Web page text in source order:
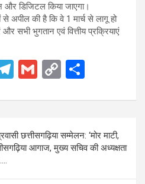
डिजिटल किया जाएगा।
अपील की है कि वे 1 मार्च से लागू हो
सभी भुगतान एवं वित्तीय प्रक्रियाएं
T
e
gr
a
G
ail
C
py
Li
n
ar
e
छत्तीसगढ़िया सम्मेलन: ‘मोर माटी,
आगाज, मुख्य सचिव की अध्यक्षता